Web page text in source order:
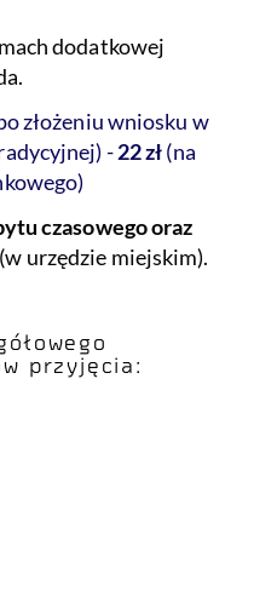
dodatkowej
złożeniu wniosku w
-22 zł(na
czasowego oraz
(w urzędzie miejskim).
przyjęcia: